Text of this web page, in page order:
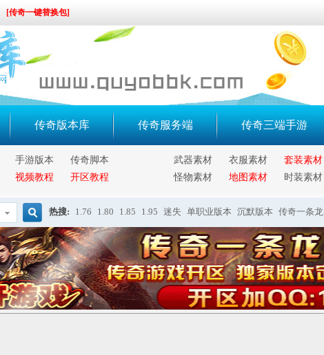
[传奇一键替换包]
传奇版本库 传奇服务端 传奇三端手游
手游版本
传奇脚本
视频教程 开区教程
武器素材 衣服素材 套装素材
怪物素材
地图素材 时装素材
搜
索
热搜: 1.76 1.80 1.85 1.95 迷失 单职业版本 沉默版本 传奇一条龙